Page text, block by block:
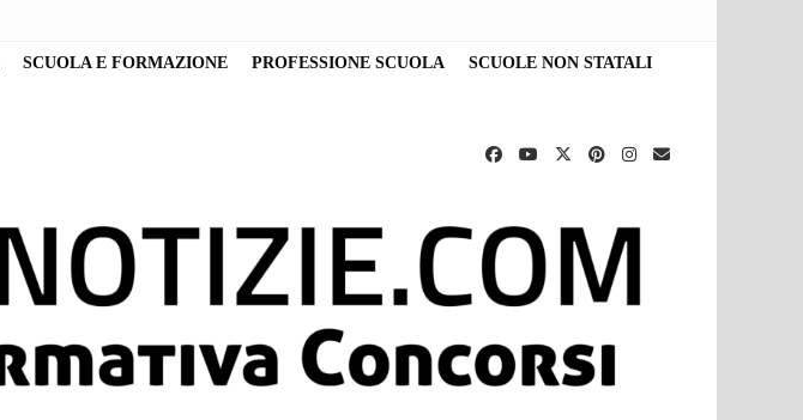
SCUOLA E FORMAZIONE PROFESSIONE SCUOLA SCUOLE NON STATALI